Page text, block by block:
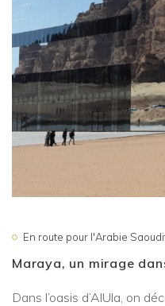
En route pour l'Arabie
Maraya, un mirage
Dans l’oasis d’AlUla, on